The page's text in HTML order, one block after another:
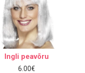
Ingli peavõru
6.00€